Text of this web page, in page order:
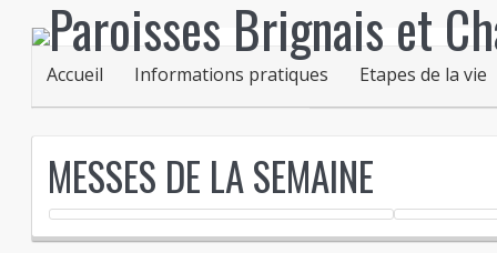
Accueil Informations pratiques Etapes de la vie
MESSES DE LA SEMAINE